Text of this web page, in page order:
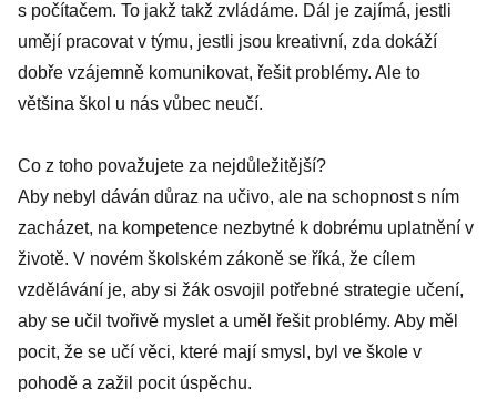
s počítačem. To jakž takž zvládáme. Dál je zajímá, jestli
umějí pracovat v týmu, jestli jsou kreativní, zda dokáží
dobře vzájemně komunikovat, řešit problémy. Ale to
většina škol u nás vůbec neučí.
Co z toho považujete za nejdůležitější?
Aby nebyl dáván důraz na učivo, ale na schopnost s ním
zacházet, na kompetence nezbytné k dobrému uplatnění v
životě. V novém školském zákoně se říká, že cílem
vzdělávání je, aby si žák osvojil potřebné strategie učení,
aby se učil tvořivě myslet a uměl řešit problémy. Aby měl
pocit, že se učí věci, které mají smysl, byl ve škole v
pohodě a zažil pocit úspěchu.